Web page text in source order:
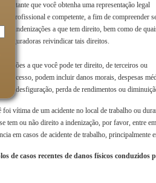
importante que você obtenha uma representação legal
profissional e competente, a fim de compreender
e as indenizações a que tem direito, bem como de
ou seguradoras reivindicar tais direitos.
a que você pode ter direito, de terceiros ou
processo, podem incluir danos morais, despesas
ou desfiguração, perda de rendimentos ou
foi vítima de um acidente no local de trabalho ou
tem ou não direito a indenização, por favor, entre
em casos de acidente de trabalho, principalmente
de casos recentes de danos físicos conduzidos